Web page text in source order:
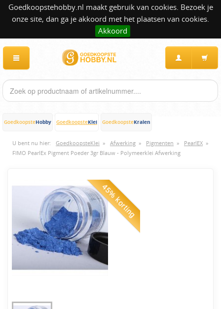
Goedkoopstehobby.nl maakt gebruik van cookies. Bezoek je
onze site, dan ga je akkoord met het plaatsen van cookies.
Akkoord
GoedkoopsteHobby GoedkoopsteKlei GoedkoopsteKralen
U bent nu hier: GoedkoopsteKlei » Afwerking » Pigmenten » PearlEX »
FIMO PearlEx Pigment Poeder 3gr Blauw - Polymeerklei Afwerking
45% korting